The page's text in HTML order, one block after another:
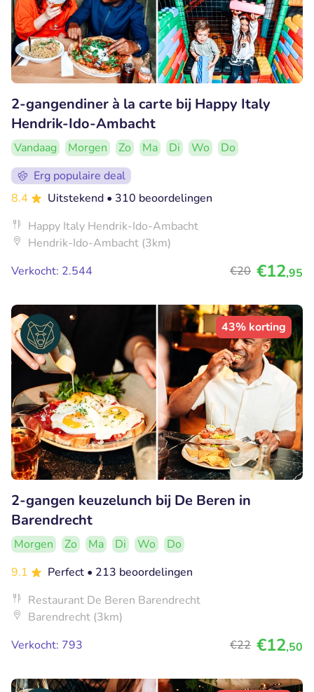
2-gangendiner à la carte bij Happy Italy
Hendrik-Ido-Ambacht
Vandaag Morgen Zo Ma Di Wo
Do
Erg populaire deal
8.4
Uitstekend • 310 beoordelingen
Happy Italy Hendrik-Ido-Ambacht
Hendrik-Ido-Ambacht (3km)
Verkocht: 2.544
€20 €12,95
43% korting
2-gangen keuzelunch bij De Beren in
Barendrecht
Morgen Zo Ma Di Wo
Do
9.1
Perfect • 213 beoordelingen
Restaurant De Beren Barendrecht
Barendrecht (3km)
Verkocht: 793
€22 €12,50